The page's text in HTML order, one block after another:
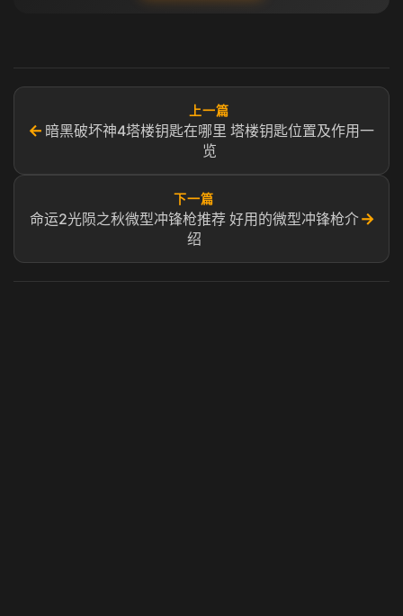
←
上一篇
暗黑破坏神4塔楼钥匙在哪里 塔楼钥匙位置及作用一
览
下一篇
命运2光陨之秋微型冲锋枪推荐 好用的微型冲锋枪介
绍
→